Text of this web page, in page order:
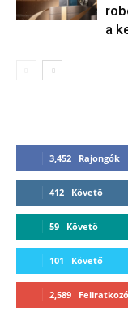
a
3,452 Rajongók
412 Követő
59 Követő
101 Követő
2,589 Feliratkozó